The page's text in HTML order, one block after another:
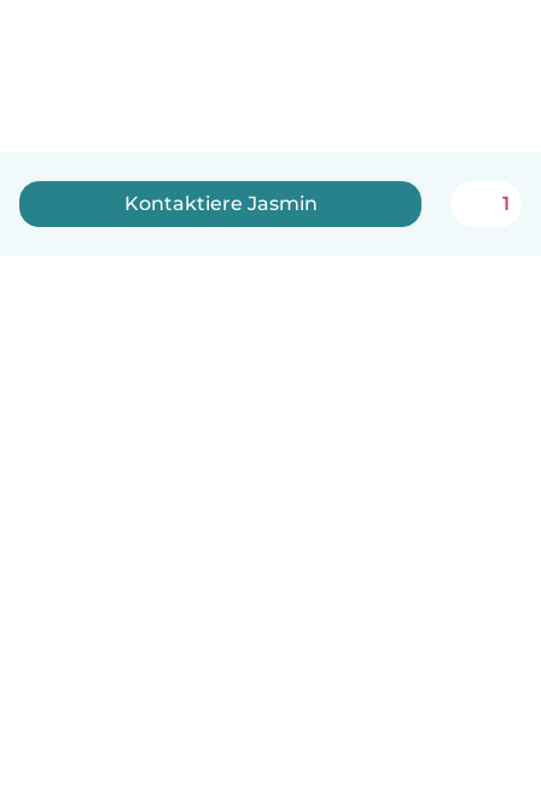
Kontaktiere Jasmin 1